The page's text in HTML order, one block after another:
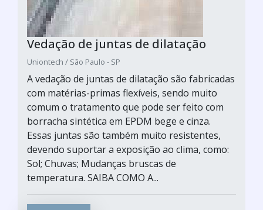
Vedação de juntas de dilatação
Uniontech / São Paulo - SP
A vedação de juntas de dilatação são fabricadas
com matérias-primas flexíveis, sendo muito
comum o tratamento que pode ser feito com
borracha sintética em EPDM bege e cinza.
Essas juntas são também muito resistentes,
devendo suportar a exposição ao clima, como:
Sol; Chuvas; Mudanças bruscas de
temperatura. SAIBA COMO A...